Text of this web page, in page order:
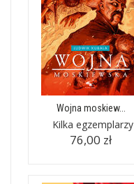
Wojna moskiew...
Kilka egzemplarzy
76,00 zł